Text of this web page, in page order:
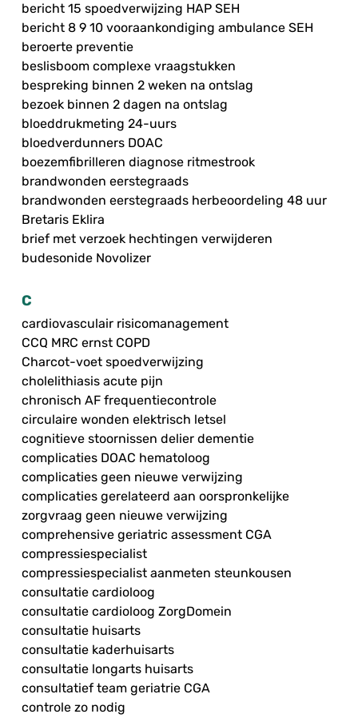
bericht 15 spoedverwijzing HAP SEH
bericht 8 9 10 vooraankondiging ambulance SEH
beroerte preventie
beslisboom complexe vraagstukken
bespreking binnen 2 weken na ontslag
bezoek binnen 2 dagen na ontslag
bloeddrukmeting 24-uurs
bloedverdunners DOAC
boezemfibrilleren diagnose ritmestrook
brandwonden eerstegraads
brandwonden eerstegraads herbeoordeling 48 uur
Bretaris Eklira
brief met verzoek hechtingen verwijderen
budesonide Novolizer
C
cardiovasculair risicomanagement
CCQ MRC ernst COPD
Charcot-voet spoedverwijzing
cholelithiasis acute pijn
chronisch AF frequentiecontrole
circulaire wonden elektrisch letsel
cognitieve stoornissen delier dementie
complicaties DOAC hematoloog
complicaties geen nieuwe verwijzing
complicaties gerelateerd aan oorspronkelijke
zorgvraag geen nieuwe verwijzing
comprehensive geriatric assessment CGA
compressiespecialist
compressiespecialist aanmeten steunkousen
consultatie cardioloog
consultatie cardioloog ZorgDomein
consultatie huisarts
consultatie kaderhuisarts
consultatie longarts huisarts
consultatief team geriatrie CGA
controle zo nodig